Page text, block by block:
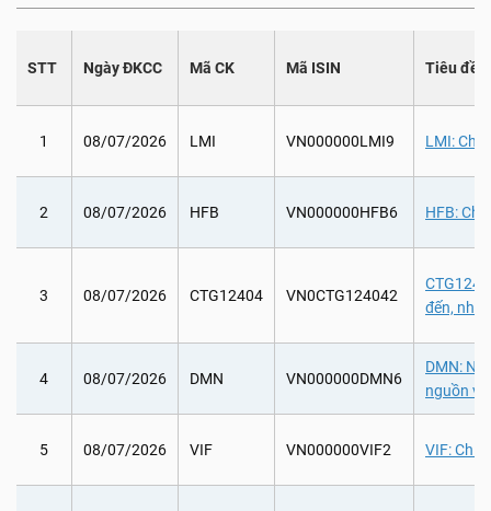
STT Ngày ĐKCC Mã CK Mã ISIN Tiêu đề
1 08/07/2026 LMI VN000000LMI9 LMI: Chi
2 08/07/2026 HFB VN000000HFB6 HFB:
3 08/07/2026 CTG12404 VN0CTG124042
đến,
4 08/07/2026 DMN VN000000DMN6
DMN:
nguồn
5 08/07/2026 VIF VN000000VIF2 VIF: Chi